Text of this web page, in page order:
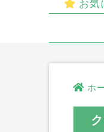
お気
ホ